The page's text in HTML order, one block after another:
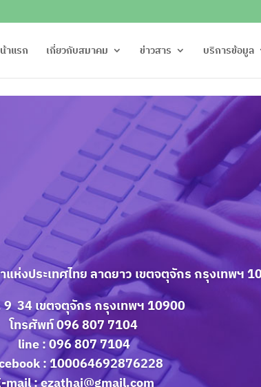
าแรก เกี่ยวกับสมาคม ข่าวสาร บริการข้อมูล
ห่งประเทศไทย ลาดยาว เขตจตุจักร กรุงเทพฯ
34 เขตจตุจักร กรุงเทพฯ 10900
โทรศัพท์ 096 807 7104
line : 096 807 7104
: 100064692876228
mail : ezathai@gmail.com